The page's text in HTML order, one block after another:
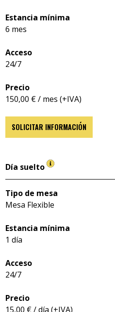
Estancia mínima
6 mes
Acceso
24/7
Precio
150,00 € / mes (+IVA)
SOLICITAR INFORMACIÓN
Día suelto
Tipo de mesa
Mesa Flexible
Estancia mínima
1 día
Acceso
24/7
Precio
15,00 € / día (+IVA)